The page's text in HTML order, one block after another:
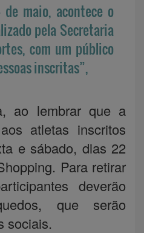
maio, acontece o
pela Secretaria
com um público
inscritas”,
ao lembrar que a
atletas inscritos
e sábado, dias 22
Para retirar
deverão
que serão
sociais.